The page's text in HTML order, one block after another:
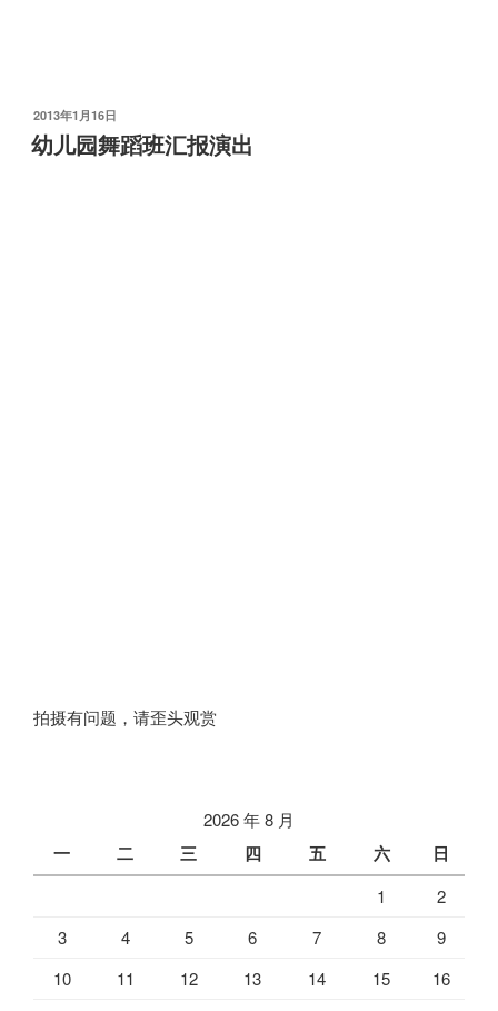
发
布
于
2013年1月16日
幼儿园舞蹈班汇报演出
拍摄有问题，请歪头观赏
2026 年 8 月
一 二 三 四 五 六 日
1
2
3
4 5 6 7 8
9
10
11 12 13 14 15
16